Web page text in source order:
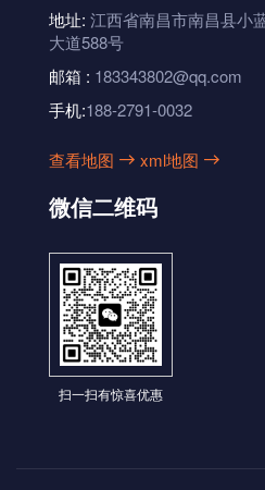
地址: 江西省南昌市南昌县小
大道588号
邮箱 : 183343802@qq.com
手机:188-2791-0032
查看地图  xml地图 
微信二维码
扫一扫有惊喜优惠